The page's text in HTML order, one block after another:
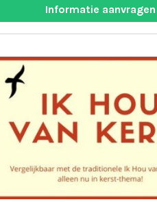
Informatie aanvragen